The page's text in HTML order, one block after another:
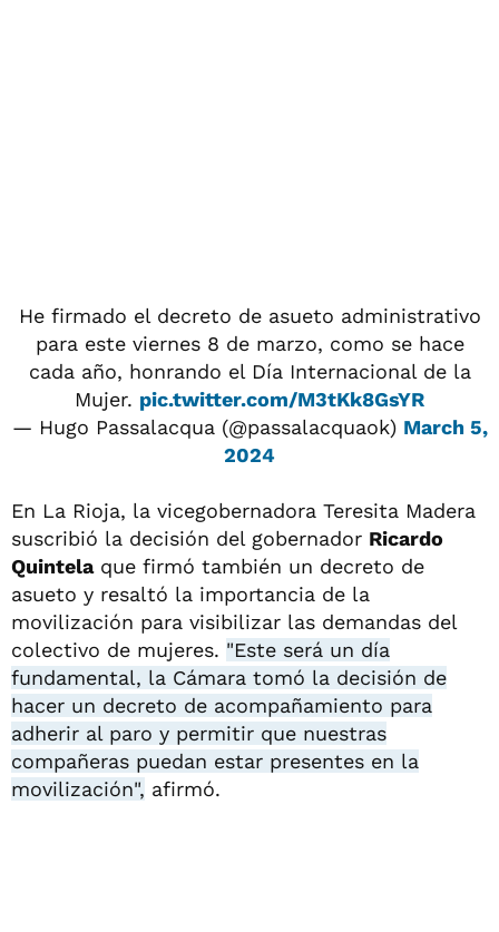
He firmado el decreto de asueto administrativo
para este viernes 8 de marzo, como se hace
cada año, honrando el Día Internacional de la
Mujer. pic.twitter.com/M3tKk8GsYR
— Hugo Passalacqua (@passalacquaok) March 5,
2024
En La Rioja, la vicegobernadora Teresita Madera
suscribió la decisión del gobernador Ricardo
Quintelaque firmó también un decreto de
asueto y resaltó la importancia de la
movilización para visibilizar las demandas del
colectivo de mujeres. "Este será un día
fundamental, la Cámara tomó la decisión de
hacer un decreto de acompañamiento para
adherir al paro y permitir que nuestras
compañeras puedan estar presentes en la
movilización", afirmó.